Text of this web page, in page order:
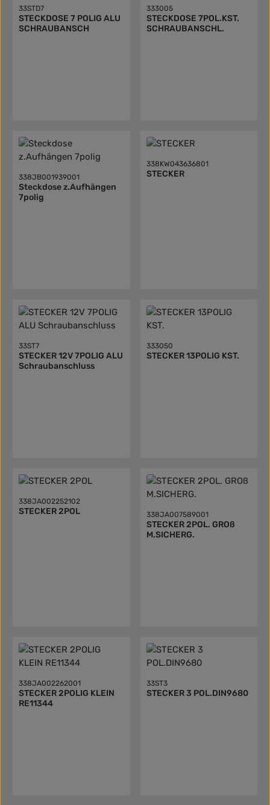
33STD7
STECKDOSE 7 POLIG ALU
SCHRAUBANSCH
333005
STECKDOSE 7POL.KST.
SCHRAUBANSCHL.
338JB001939001
Steckdose z.Aufhängen
7polig
338KW043636801
STECKER
33ST7
STECKER 12V 7POLIG ALU
Schraubanschluss
333050
STECKER 13POLIG KST.
338JA002252102
STECKER 2POL 338JA007589001
STECKER 2POL. GROß
M.SICHERG.
338JA002262001
STECKER 2POLIG KLEIN
RE11344
33ST3
STECKER 3 POL.DIN9680